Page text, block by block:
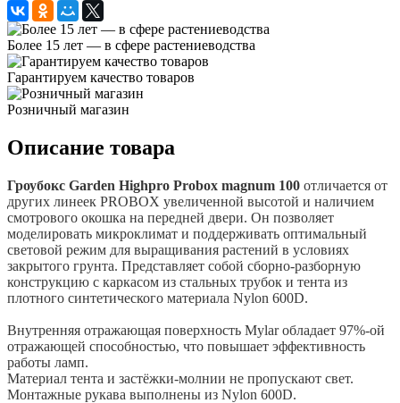
Более 15 лет — в сфере растениеводства
Гарантируем качество товаров
Розничный магазин
Описание товара
Гроубокс Garden Highpro Probox magnum 100 отличается от
других линеек PROBOX увеличенной высотой и наличием
смотрового окошка на передней двери. Он позволяет
моделировать микроклимат и поддерживать оптимальный
световой режим для выращивания растений в условиях
закрытого грунта. Представляет собой сборно-разборную
конструкцию с каркасом из стальных трубок и тента из
плотного синтетического материала Nylon 600D.
Внутренняя отражающая поверхность Mylar обладает 97%-ой
отражающей способностью, что повышает эффективность
работы ламп.
Материал тента и застёжки-молнии не пропускают свет.
Монтажные рукава выполнены из Nylon 600D.